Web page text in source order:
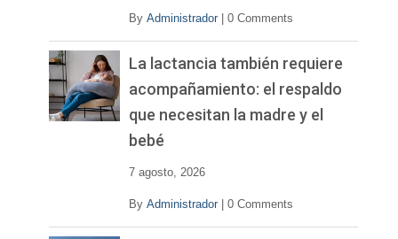
By Administrador 0 Comments
La lactancia también requiere
acompañamiento: el respaldo
que necesitan la madre y el
bebé
7 agosto, 2026
By Administrador 0 Comments